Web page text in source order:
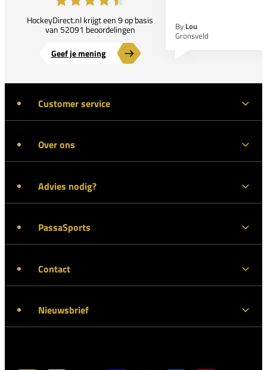
HockeyDirect.nl krijgt een 9 op basis
van 52091 beoordelingen
Geef je mening
By Lou
Gronsveld
Customer service
Over ons
Advies nodig?
PassaSports
Contact
Nieuwsbrief